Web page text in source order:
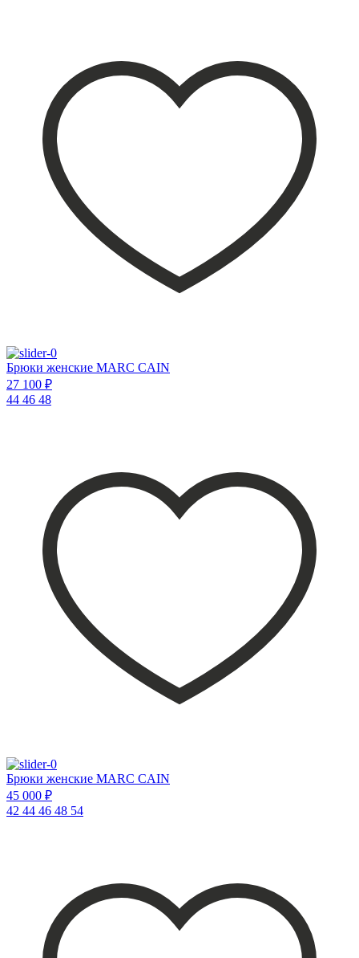
Брюки женские MARC CAIN
27 100 ₽
44 46 48
Брюки женские MARC CAIN
45 000 ₽
42 44 46 48 54